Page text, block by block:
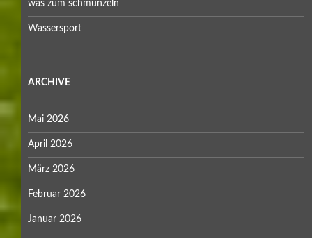
was zum schmunzeln
Wassersport
ARCHIVE
Mai 2026
April 2026
März 2026
Februar 2026
Januar 2026